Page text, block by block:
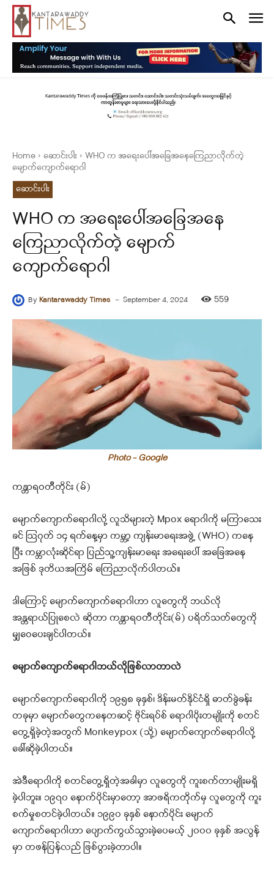
Home ဆောင်းပါး
WHO က အရေးပေါ်အခြေအနေကြေညာလိုက်တဲ့
မျောက်ကျောက်ရောဂါ
ဆောင်းပါး
WHO က အရေးပေါ်အခြေအနေ
ကြေညာလိုက်တဲ့ မျောက်
ကျောက်ရောဂါ
ByKantarawaddy Times - September 4, 2024 559
Photo - Google
ကန္တာရဝတီတိုင်း (မ်)
မျောက်ကျောက်ရောဂါလို့ လူသိများတဲ့ Mpox ရောဂါကို မကြာသေး
ခင် ဩဂုတ် ၁၄ ရက်နေ့မှာ ကမ္ဘာ့ ကျန်းမာရေးအဖွဲ့ (WHO) ကနေ
ပြီး ကမ္ဘာလုံးဆိုင်ရာ ပြည်သူ့ကျန်းမာရေး အရေးပေါ် အခြေအနေ
အဖြစ် ဒုတိယအကြိမ် ကြေညာလိုက်ပါတယ်။
ဒါကြောင့် မျောက်ကျောက်ရောဂါဟာ လူတွေကို ဘယ်လို
အန္တရာယ်ပြုစေလဲ ဆိုတာ ကန္တာရဝတီတိုင်း(မ်) ပရိတ်သတ်တွေကို
မျှဝေပေးချင်ပါတယ်။
မျောက်ကျောက်ရောဂါဘယ်လိုဖြစ်လာတာလဲ
မျောက်ကျောက်ရောဂါကို ၁၉၅၈ ခုနှစ်၊ ဒိန်းမတ်နိုင်ငံရှိ ဓာတ်ခွဲခန်း
တခုမှာ မျောက်တွေကနေတဆင့် ဗိုင်းရပ်စ် ရောဂါပိုးတမျိုးကို စတင်
တွေ့ရှိခဲ့တဲ့အတွက် Monkeypox (သို့) မျောက်ကျောက်ရောဂါလို့
ခေါ်ဆိုခဲ့ပါတယ်။
အဲဒီရောဂါကို စတင်တွေ့ရှိတဲ့အခါမှာ လူတွေကို ကူးစက်တာမျိုးမရှိ
ခဲ့ပါဘူး။ ၁၉၇၀ နောက်ပိုင်းမှာတော့ အာဖရိကတိုက်မှ လူတွေကို ကူး
စက်မှုစတင်ခဲ့ပါတယ်။ ၁၉၉၀ ခုနှစ် နောက်ပိုင်း မျောက်
ကျောက်ရောဂါဟာ ပျောက်ကွယ်သွားခဲ့ပေမယ့် ၂၀၀၀ ခုနှစ် အလွန်
မှာ တဖန်ပြန်လည် ဖြစ်ပွားခဲ့တာပါ။